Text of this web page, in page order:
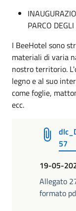
PARCO
I BeeHotel sono
materiali di varia
nostro territorio.
legno e al suo
come foglie,
ecc.
57
19-05-
Allegato
formato